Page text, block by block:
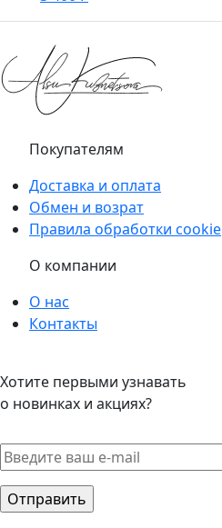
Покупателям
Доставка и оплата
Обмен и возрат
Правила обработки cookie
О компании
О нас
Контакты
Хотите первыми узнавать
о новинках и акциях?